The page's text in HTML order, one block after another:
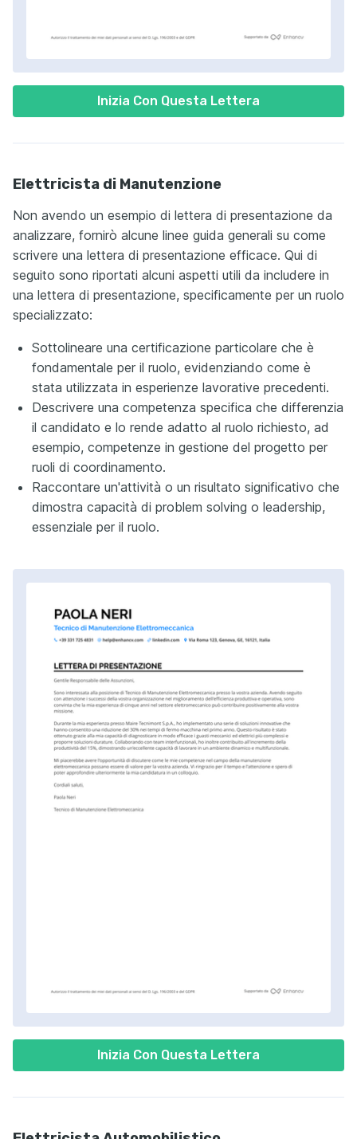
Inizia Con Questa Lettera
Inizia Con Questa Lettera
Elettricista di Manutenzione
Non avendo un esempio di lettera di presentazione da
analizzare, fornirò alcune linee guida generali su come
scrivere una lettera di presentazione efficace. Qui di
seguito sono riportati alcuni aspetti utili da includere in
una lettera di presentazione, specificamente per un ruolo
specializzato:
Sottolineare una certificazione particolare che è
fondamentale per il ruolo, evidenziando come è
stata utilizzata in esperienze lavorative precedenti.
Descrivere una competenza specifica che differenzia
il candidato e lo rende adatto al ruolo richiesto, ad
esempio, competenze in gestione del progetto per
ruoli di coordinamento.
Raccontare un'attività o un risultato significativo che
dimostra capacità di problem solving o leadership,
essenziale per il ruolo.